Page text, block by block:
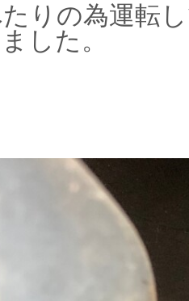
りの為運転
した。